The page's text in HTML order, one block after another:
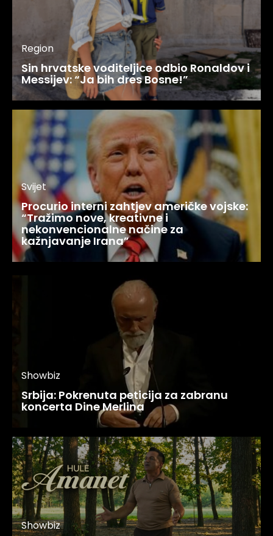
Region
Sin hrvatske voditeljice odbio Ronaldov i
Messijev: “Ja bih dres Bosne!”
Svijet
Procurio interni zahtjev američke vojske:
“Tražimo nove, kreativne i
nekonvencionalne načine za
kažnjavanje Irana”
Showbiz
Srbija: Pokrenuta peticija za zabranu
koncerta Dine Merlina
Showbiz